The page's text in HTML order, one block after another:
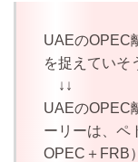
UAEのOPEC
を捉えていそ
↓↓
UAEのOPEC
ーリーは、ペ
OPEC＋FRB